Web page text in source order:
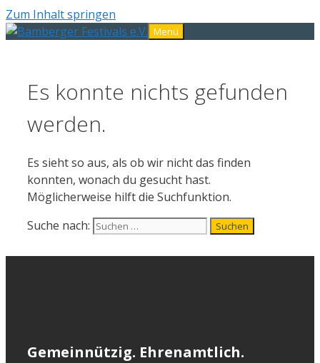
Zum Inhalt springen
Menü
Es konnte nichts gefunden
werden.
Es sieht so aus, als ob wir nicht das finden
konnten, wonach du gesucht hast.
Möglicherweise hilft die Suchfunktion.
Suche nach:
Gemeinnützig. Ehrenamtlich.